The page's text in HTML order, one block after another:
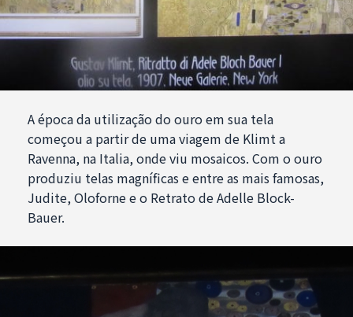
A época da utilização do ouro em sua tela
começou a partir de uma viagem de Klimt a
Ravenna, na Italia, onde viu mosaicos. Com o ouro
produziu telas magníficas e entre as mais famosas,
Judite, Oloforne e o Retrato de Adelle Block-
Bauer.